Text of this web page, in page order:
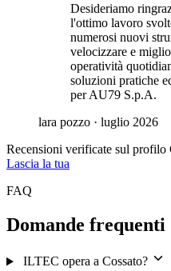
Desideriamo
l'ottimo lavoro
numerosi nuovi
velocizzare e
operatività
soluzioni pratiche
per AU79 S.p.A.
lara pozzo · luglio 2026
Recensioni verificate sul
Lascia la tua
FAQ
Domande frequenti
ILTEC opera a Cossato?